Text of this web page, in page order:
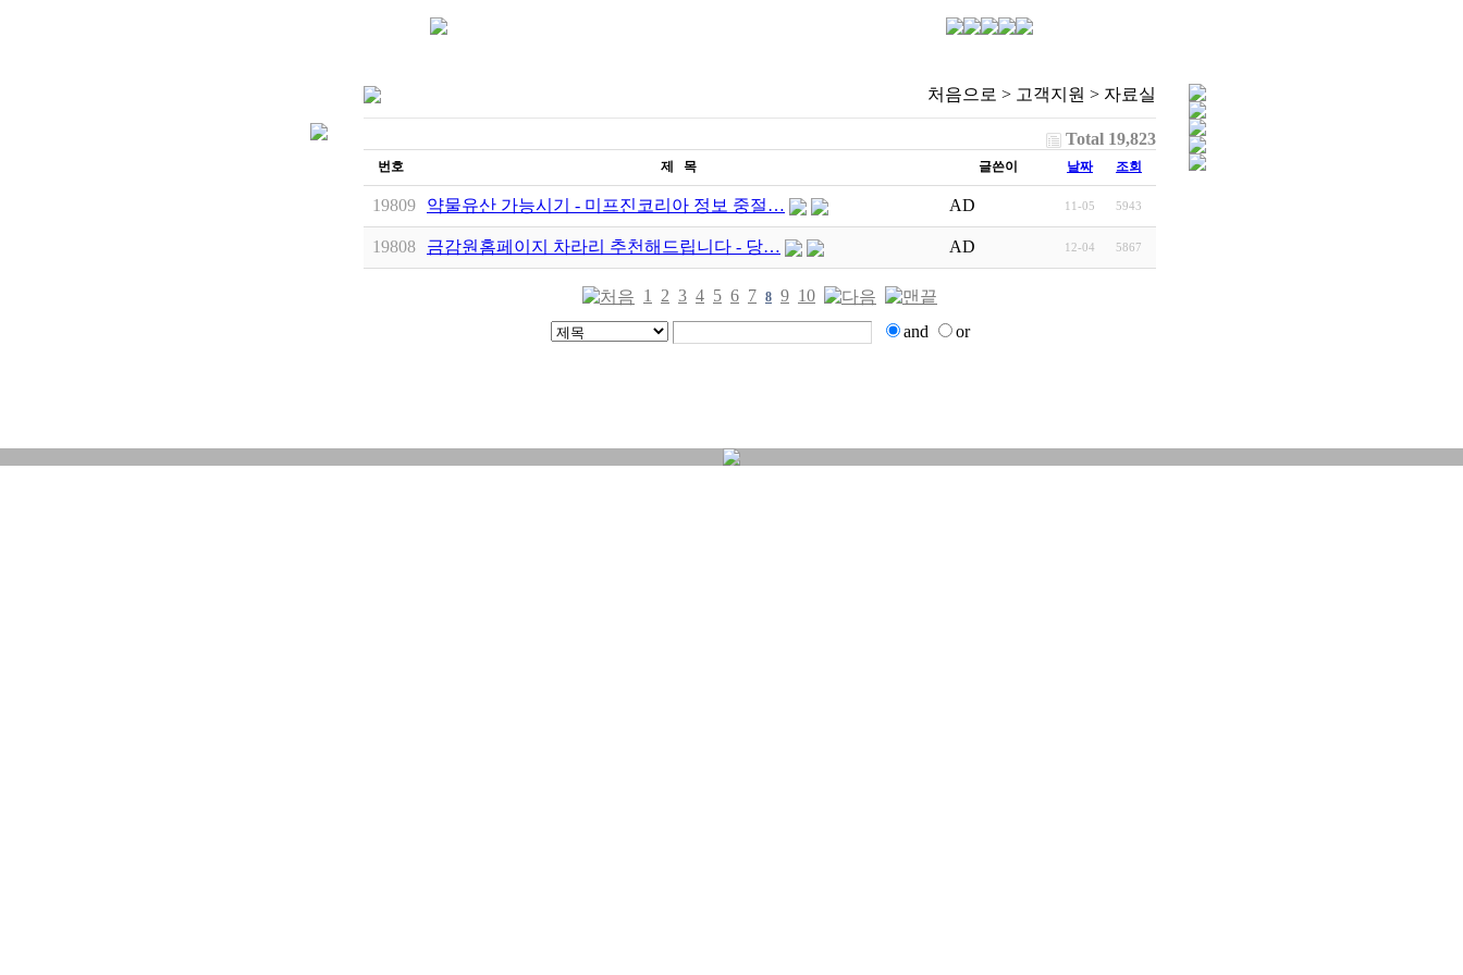
처음으로 > 고객지원 > 자료실
Total 19,823
번호 제 목 글쓴이 날짜 조회
19809 약물유산 가능시기 - 미프진코리아 정보 중절… AD 11-05 5943
19808 금감원홈페이지 차라리 추천해드립니다 - 당… AD 12-04 5867
1 2 3 4 5 6 7 8 9 10
and
or